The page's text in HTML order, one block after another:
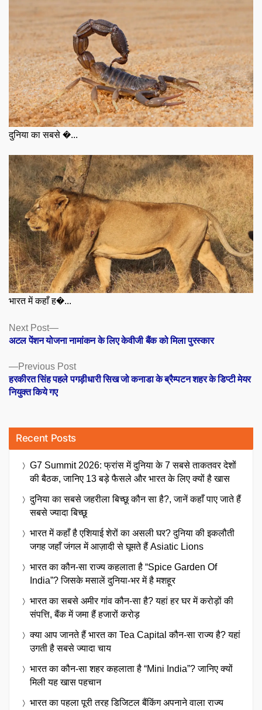
दुनिया का सबसे �...
भारत में कहाँ ह�...
Posts
navigation
Previous PostPrevious
post:
हरकीरत सिंह पहले पगड़ीधारी सिख जो कनाडा के ब्रैम्पटन शहर के डिप्टी मेयर
नियुक्त किये गए
Next Post
Next
post:
अटल पेंशन योजना नामांकन के लिए केवीजी बैंक को मिला पुरस्कार
Recent Posts
G7 Summit 2026: फ्रांस में दुनिया के 7 सबसे ताकतवर देशों
की बैठक, जानिए 13 बड़े फैसले और भारत के लिए क्यों है खास
दुनिया का सबसे जहरीला बिच्छू कौन सा है?, जानें कहाँ पाए जाते हैं
सबसे ज्यादा बिच्छू
भारत में कहाँ है एशियाई शेरों का असली घर? दुनिया की इकलौती
जगह जहाँ जंगल में आज़ादी से घूमते हैं Asiatic Lions
भारत का कौन-सा राज्य कहलाता है “Spice Garden Of
India”? जिसके मसालें दुनिया-भर में है मशहूर
भारत का सबसे अमीर गांव कौन-सा है? यहां हर घर में करोड़ों की
संपत्ति, बैंक में जमा हैं हजारों करोड़
क्या आप जानते हैं भारत का Tea Capital कौन-सा राज्य है? यहां
उगती है सबसे ज्यादा चाय
भारत का कौन-सा शहर कहलाता है “Mini India”? जानिए क्यों
मिली यह खास पहचान
भारत का पहला पूरी तरह डिजिटल बैंकिंग अपनाने वाला राज्य